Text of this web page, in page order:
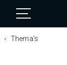
Thema's